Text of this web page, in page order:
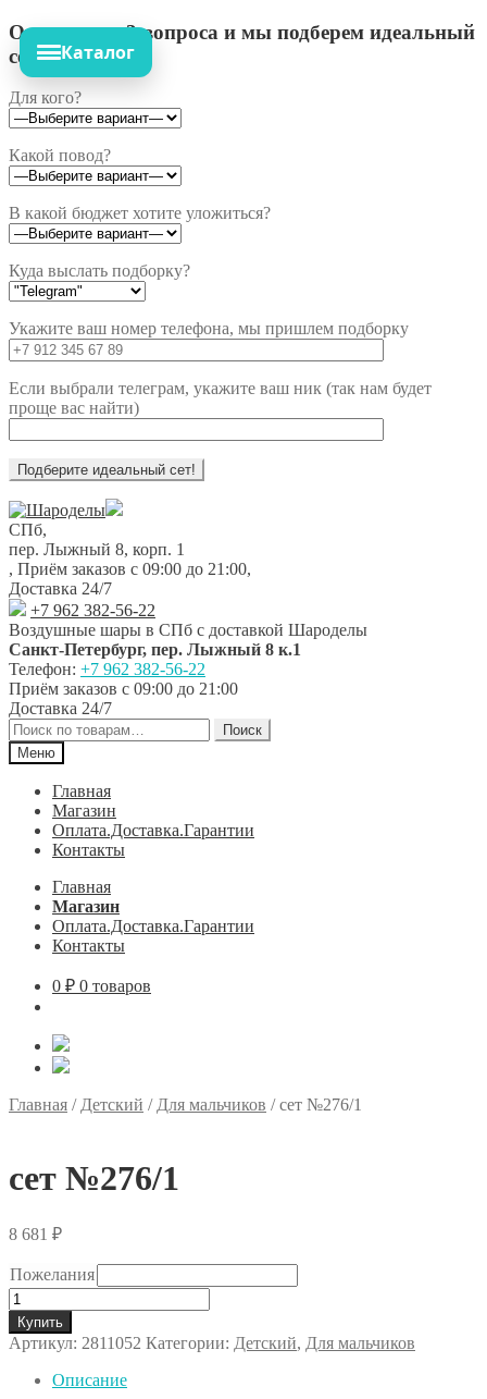
Ответьте на 3 вопроса и мы подберем идеальный
сет!
Для кого?
Какой повод?
В какой бюджет хотите уложиться?
Куда выслать подборку?
Укажите ваш номер телефона, мы пришлем подборку
Если выбрали телеграм, укажите ваш ник (так нам будет
проще вас найти)
Перейти
к
навигации
Перейти
к
содержимому
СПб,
пер. Лыжный 8, корп. 1
, Приём заказов с 09:00 до 21:00,
Доставка 24/7
+7 962 382-56-22
Воздушные шары в СПб с доставкой Шароделы
Санкт-Петербург, пер. Лыжный 8 к.1
Телефон: +7 962 382-56-22
Приём заказов с 09:00 до 21:00
Доставка 24/7
Искать:
Поиск
Меню
Главная
Магазин
Оплата.Доставка.Гарантии
Контакты
Главная
Магазин
Оплата.Доставка.Гарантии
Контакты
0 ₽ 0 товаров
Каталог
Главная /Детский /Для мальчиков /сет №276/1
сет №276/1
8 681 ₽
Пожелания
Количество
товара
сет
№276/1
Купить
Артикул: 2811052 Категории: Детский, Для мальчиков
Описание